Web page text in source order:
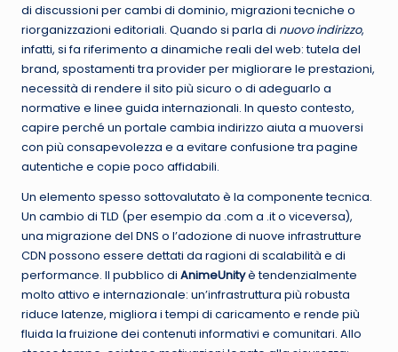
di discussioni per cambi di dominio, migrazioni tecniche o
riorganizzazioni editoriali. Quando si parla di nuovo indirizzo,
infatti, si fa riferimento a dinamiche reali del web: tutela del
brand, spostamenti tra provider per migliorare le prestazioni,
necessità di rendere il sito più sicuro o di adeguarlo a
normative e linee guida internazionali. In questo contesto,
capire perché un portale cambia indirizzo aiuta a muoversi
con più consapevolezza e a evitare confusione tra pagine
autentiche e copie poco affidabili.
Un elemento spesso sottovalutato è la componente tecnica.
Un cambio di TLD (per esempio da .com a .it o viceversa),
una migrazione del DNS o l’adozione di nuove infrastrutture
CDN possono essere dettati da ragioni di scalabilità e di
performance. Il pubblico di AnimeUnityè tendenzialmente
molto attivo e internazionale: un’infrastruttura più robusta
riduce latenze, migliora i tempi di caricamento e rende più
fluida la fruizione dei contenuti informativi e comunitari. Allo